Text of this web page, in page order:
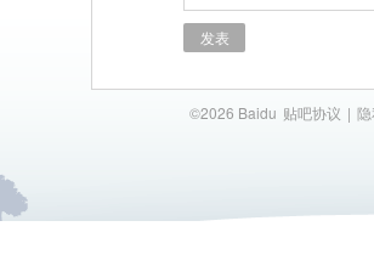
发表
©2026 Baidu 贴吧协议 |